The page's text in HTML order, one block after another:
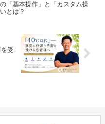
「基本操作」と「カスタム操
とは？
受